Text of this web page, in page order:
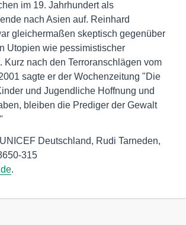
im 19. Jahrhundert als
nach Asien auf. Reinhard
gleichermaßen skeptisch gegenüber
Utopien wie pessimistischer
Kurz nach den Terroranschlägen vom
sagte er der Wochenzeitung "Die
und Jugendliche Hoffnung und
bleiben die Prediger der Gewalt
Deutschland, Rudi Tarneden,
.